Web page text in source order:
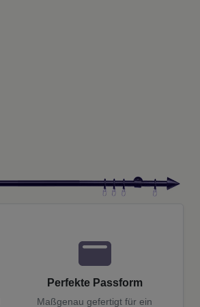
Perfekte Passform
Maßgenau gefertigt für ein